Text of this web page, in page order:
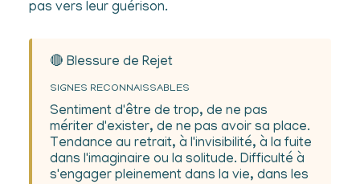
pas vers leur guérison.
🔴 Blessure de Rejet
SIGNES RECONNAISSABLES
Sentiment d'être de trop, de ne pas
mériter d'exister, de ne pas avoir sa place.
Tendance au retrait, à l'invisibilité, à la fuite
dans l'imaginaire ou la solitude. Difficulté à
s'engager pleinement dans la vie, dans les